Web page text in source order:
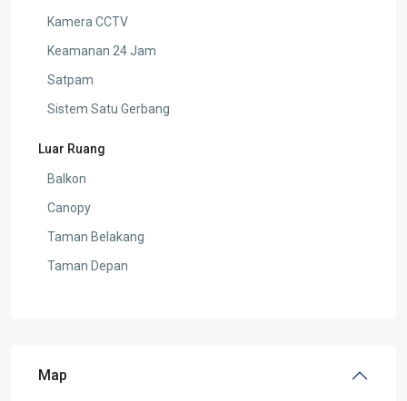
Kamera CCTV
Keamanan 24 Jam
Satpam
Sistem Satu Gerbang
Luar Ruang
Balkon
Canopy
Taman Belakang
Taman Depan
Map